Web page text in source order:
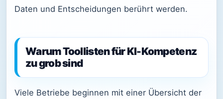
Daten und Entscheidungen berührt werden.
Warum Toollisten für KI-Kompetenz
zu grob sind
Viele Betriebe beginnen mit einer Übersicht der